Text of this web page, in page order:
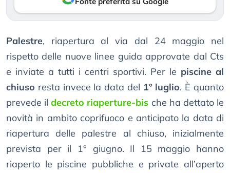
Palestre, riapertura al via dal 24 maggio nel
rispetto delle nuove linee guida approvate dal Cts
e inviate a tutti i centri sportivi. Per le piscine al
chiuso resta invece la data del 1° luglio. È quanto
prevede ildecreto riaperture-bis che ha dettato le
novità in ambito coprifuoco e anticipato la data di
riapertura delle palestre al chiuso, inizialmente
prevista per il 1° giugno. Il 15 maggio hanno
riaperto le piscine pubbliche e private all’aperto